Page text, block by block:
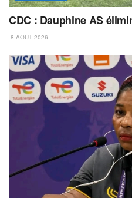
CDC : Dauphine AS
8 AOÛT 2026